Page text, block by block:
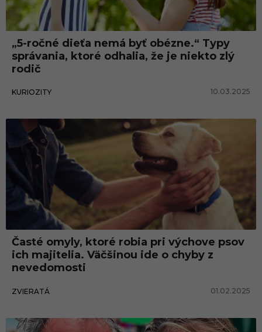
„5-ročné dieťa nemá byť obézne.“ Typy
správania, ktoré odhalia, že je niekto zlý
rodič
KURIOZITY 10.03.2025
Časté omyly, ktoré robia pri výchove psov
ich majitelia. Väčšinou ide o chyby z
nevedomosti
ZVIERATÁ 01.02.2025
Ľudia